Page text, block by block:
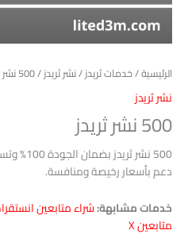
الرئيسية/خدمات ثريدز/نشر ثريدز/ 500 نشر ثريدز
نشر ثريدز
500 نشر ثريدز
500 نشر
دعم بأسعار رخيصة ومنافسة.
خدمات مشابهة:شراء متابعين انستقرام
متابعين X